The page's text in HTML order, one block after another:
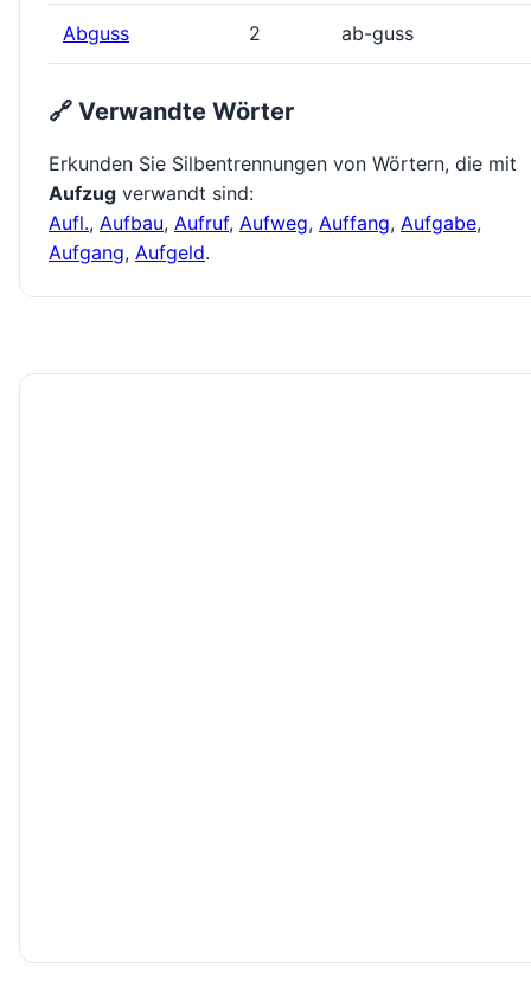
Abguss 2 ab-guss
🔗 Verwandte Wörter
Erkunden Sie Silbentrennungen von Wörtern, die mit
Aufzug verwandt sind:
Aufl., Aufbau, Aufruf, Aufweg, Auffang, Aufgabe,
Aufgang, Aufgeld.